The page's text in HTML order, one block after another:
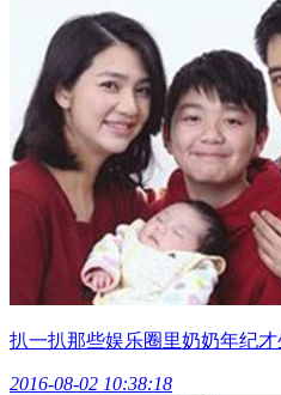
扒一扒那些娱乐圈里奶奶年纪
2016-08-02 10:38:18